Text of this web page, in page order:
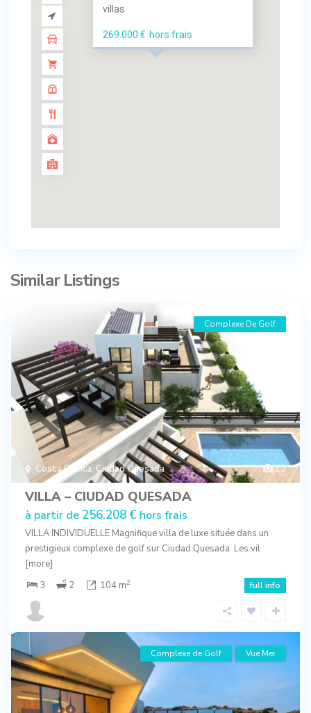
villas
269.000 € hors frais
Similar Listings
12
Costa Blanca, Ciudad Quesada
Complexe De Golf
VILLA – CIUDAD QUESADA
à partir de 256.208 € hors frais
VILLA INDIVIDUELLE Magnifique villa de luxe située dans un
prestigieux complexe de golf sur Ciudad Quesada. Les vil
[more]
3
2 104 m2 full info
Complexe de Golf Vue Mer